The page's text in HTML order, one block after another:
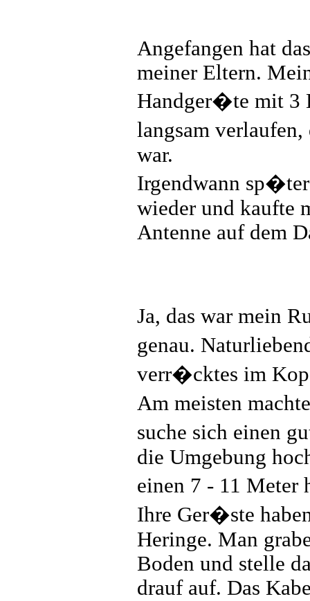
Angefangen hat
meiner Eltern.
Handger�te mit 3
langsam
war.
Irgendwann
wieder und kaufte
Antenne auf dem
Ja, das war mein
genau.
verr�cktes im
Am meisten
suche sich einen
die Umgebung
einen 7 - 11
Ihre Ger�ste
Heringe. Man
Boden und stelle
drauf auf. Das